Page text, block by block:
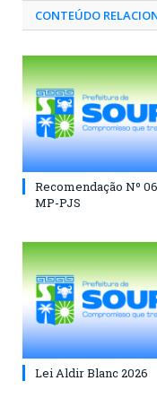
CONTEÚDO
Recomendação Nº
MP-PJS
Lei Aldir Blanc 2026